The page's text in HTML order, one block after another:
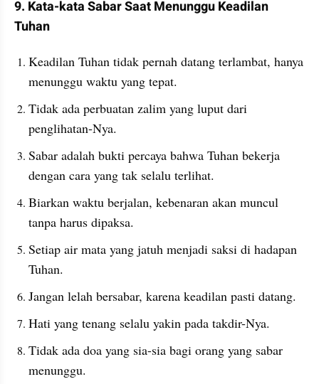
9. Kata-kata Sabar Saat Menunggu Keadilan
Tuhan
Keadilan Tuhan tidak pernah datang terlambat, hanya
menunggu waktu yang tepat.
Tidak ada perbuatan zalim yang luput dari
penglihatan-Nya.
Sabar adalah bukti percaya bahwa Tuhan bekerja
dengan cara yang tak selalu terlihat.
Biarkan waktu berjalan, kebenaran akan muncul
tanpa harus dipaksa.
Setiap air mata yang jatuh menjadi saksi di hadapan
Tuhan.
Jangan lelah bersabar, karena keadilan pasti datang.
Hati yang tenang selalu yakin pada takdir-Nya.
Tidak ada doa yang sia-sia bagi orang yang sabar
menunggu.